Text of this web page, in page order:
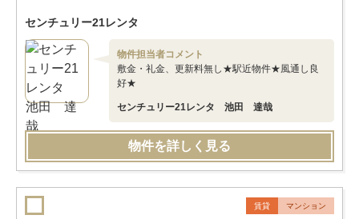
センチュリー21レンタ
物件担当者コメント
敷金・礼金、更新料無し★駅近物件★風通し良
好★
センチュリー21レンタ 池田 達哉
物件を詳しく見る
賃貸 マンション